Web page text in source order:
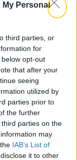
My Personal
third parties, or
for
opt-out
that after your
seeing
utilized by
parties prior to
the further
parties on the
may
IAB’s List of
it to other